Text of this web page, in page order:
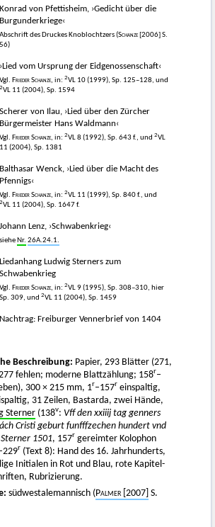
Konrad von Pfettisheim, ›Gedicht über die
Burgunderkriege‹
Abschrift des Druckes Knoblochtzers (Schanze [2006] S.
56)
›Lied vom Ursprung der Eidgenossenschaft‹
Vgl. Frieder Schanze, in: 2VL 10 (1999), Sp. 125–128, und
2VL 11 (2004), Sp. 1594
Scherer von Ilau, ›Lied über den Zürcher
Bürgermeister Hans Waldmann‹
Vgl. Frieder Schanze, in: 2VL 8 (1992), Sp. 643 f., und 2VL
11 (2004), Sp. 1381
Balthasar Wenck, ›Lied über die Macht des
Pfennigs‹
Vgl. Frieder Schanze, in: 2VL 11 (1999), Sp. 840 f., und
2VL 11 (2004), Sp. 1647 f.
Johann Lenz, ›Schwabenkrieg‹
siehe Nr. 26A.24.1.
Liedanhang Ludwig Sterners zum
Schwabenkrieg
Vgl. Frieder Schanze, in: 2VL 9 (1995), Sp. 308–310, hier
Sp. 309, und 2VL 11 (2004), Sp. 1459
Nachtrag: Freiburger Vennerbrief von 1404
Beschreibung: Papier, 293 Blätter (271,
fehlen; moderne Blattzählung; 158r–
300 × 215 mm, 1r–157r einspaltig,
31 Zeilen, Bastarda, zwei Hände,
Sterner (138v: Vff den xxiiij tag genners
Cristi geburt funfffzechen hundert vnd
Sterner 1501, 157r gereimter Kolophon
r (Text 8): Hand des 16. Jahrhunderts,
Initialen in Rot und Blau, rote Kapitel-
Rubrizierung.
südwestalemannisch (Palmer [2007] S.